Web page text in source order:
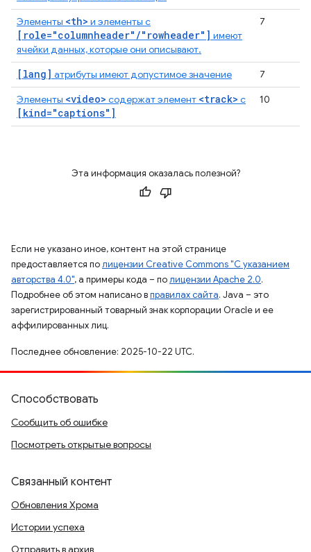
Элементы <th> и элементы с
[role="columnheader"/"rowheader"] имеют
ячейки данных, которые они описывают.
7
[lang] атрибуты имеют допустимое значение
7
Элементы <video> содержат элемент <track> с
[kind="captions"]
10
Эта информация оказалась полезной?
Если не указано иное, контент на этой странице
предоставляется полицензии Creative Commons "С указанием
авторства 4.0", а примеры кода – полицензии Apache 2.0.
Подробнее об этом написано вправилах сайта. Java – это
зарегистрированный товарный знак корпорации Oracle и ее
аффилированных лиц.
Последнее обновление: 2025-10-22 UTC.
Способствовать
Сообщить об ошибке
Посмотреть открытые вопросы
Связанный контент
Обновления Хрома
Истории успеха
Отправить в архив